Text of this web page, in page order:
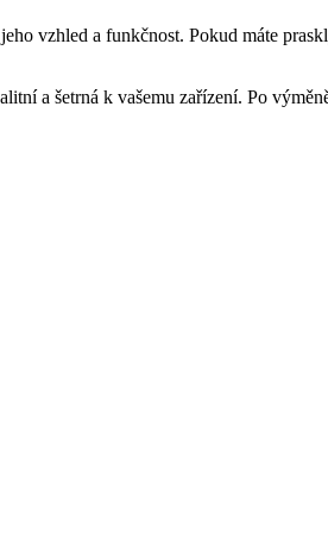
vzhled a funkčnost. Pokud máte
a šetrná k vašemu zařízení. Po